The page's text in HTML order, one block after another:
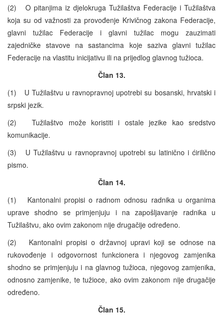
(2) O pitanjima iz djelokruga Tužilaštva Federacije i Tužilaštva
koja su od važnosti za provođenje Krivičnog zakona Federacije,
glavni tužilac Federacije i glavni tužilac mogu zauzimati
zajedničke stavove na sastancima koje saziva glavni tužilac
Federacije na vlastitu inicijativu ili na prijedlog glavnog tužioca.
Član 13.
(1) U Tužilaštvu u ravnopravnoj upotrebi su bosanski, hrvatski i
srpski jezik.
(2) Tužilaštvo može koristiti i ostale jezike kao sredstvo
komunikacije.
(3) U Tužilaštvu u ravnopravnoj upotrebi su latinično i ćirilično
pismo.
Član 14.
(1) Kantonalni propisi o radnom odnosu radnika u organima
uprave shodno se primjenjuju i na zapošljavanje radnika u
Tužilaštvu, ako ovim zakonom nije drugačije određeno.
(2) Kantonalni propisi o državnoj upravi koji se odnose na
rukovođenje i odgovornost funkcionera i njegovog zamjenika
shodno se primjenjuju i na glavnog tužioca, njegovog zamjenika,
odnosno zamjenike, te tužioce, ako ovim zakonom nije drugačije
određeno.
Član 15.